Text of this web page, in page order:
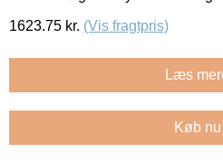
1623.75 kr. (Vis fragtpris)
Læs
Køb